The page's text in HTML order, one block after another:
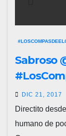
Sabroso
DIC 21, 2017
Directito
humano de